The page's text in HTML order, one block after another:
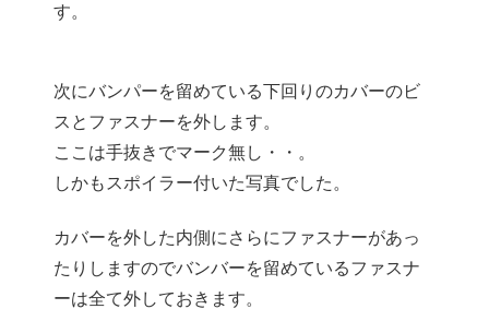
す。
次にバンパーを留めている下回りのカバーのビ
スとファスナーを外します。
ここは手抜きでマーク無し・・。
しかもスポイラー付いた写真でした。
カバーを外した内側にさらにファスナーがあっ
たりしますのでバンバーを留めているファスナ
ーは全て外しておきます。